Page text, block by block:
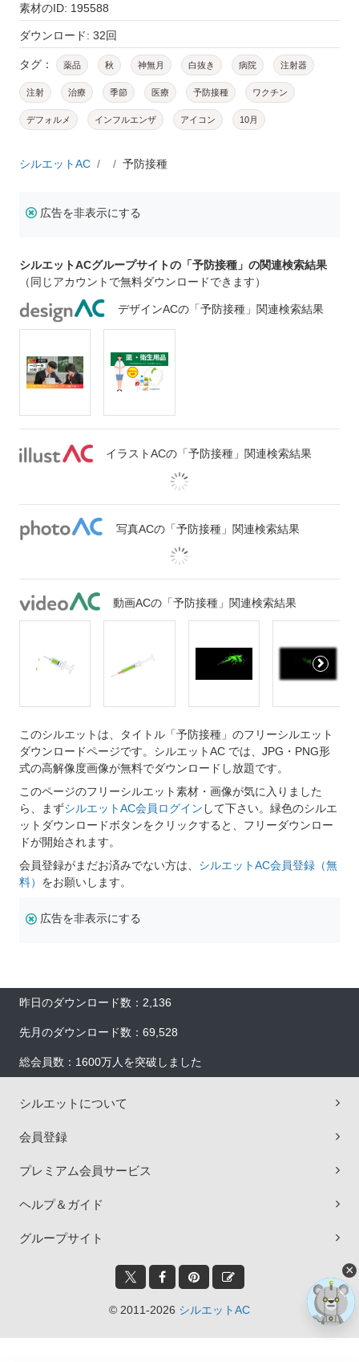
素材のID: 195588
ダウンロード: 32回
タグ： 薬品 秋 神無月 白抜き 病院 注射器
注射 治療 季節 医療 予防接種 ワクチン
デフォルメ インフルエンザ アイコン 10月
シルエットAC 予防接種
広告を非表示にする
シルエットACグループサイトの「予防接種」の関連検索結果
（同じアカウントで無料ダウンロードできます）
デザインACの「予防接種」関連検索結果
イラストACの「予防接種」関連検索結果
写真ACの「予防接種」関連検索結果
動画ACの「予防接種」関連検索結果
このシルエットは、タイトル「予防接種」のフリーシルエット
ダウンロードページです。シルエットAC では、JPG・PNG形
式の高解像度画像が無料でダウンロードし放題です。
このページのフリーシルエット素材・画像が気に入りました
ら、まずシルエットAC会員ログイン して下さい。緑色のシルエ
ットダウンロードボタンをクリックすると、フリーダウンロー
ドが開始されます。
会員登録がまだお済みでない方は、 シルエットAC会員登録（無
料） をお願いします。
広告を非表示にする
昨日のダウンロード数：2,136
先月のダウンロード数：69,528
総会員数：1600万人を突破しました
シルエットについて
会員登録
プレミアム会員サービス
ヘルプ＆ガイド
グループサイト
© 2011-2026 シルエットAC
×